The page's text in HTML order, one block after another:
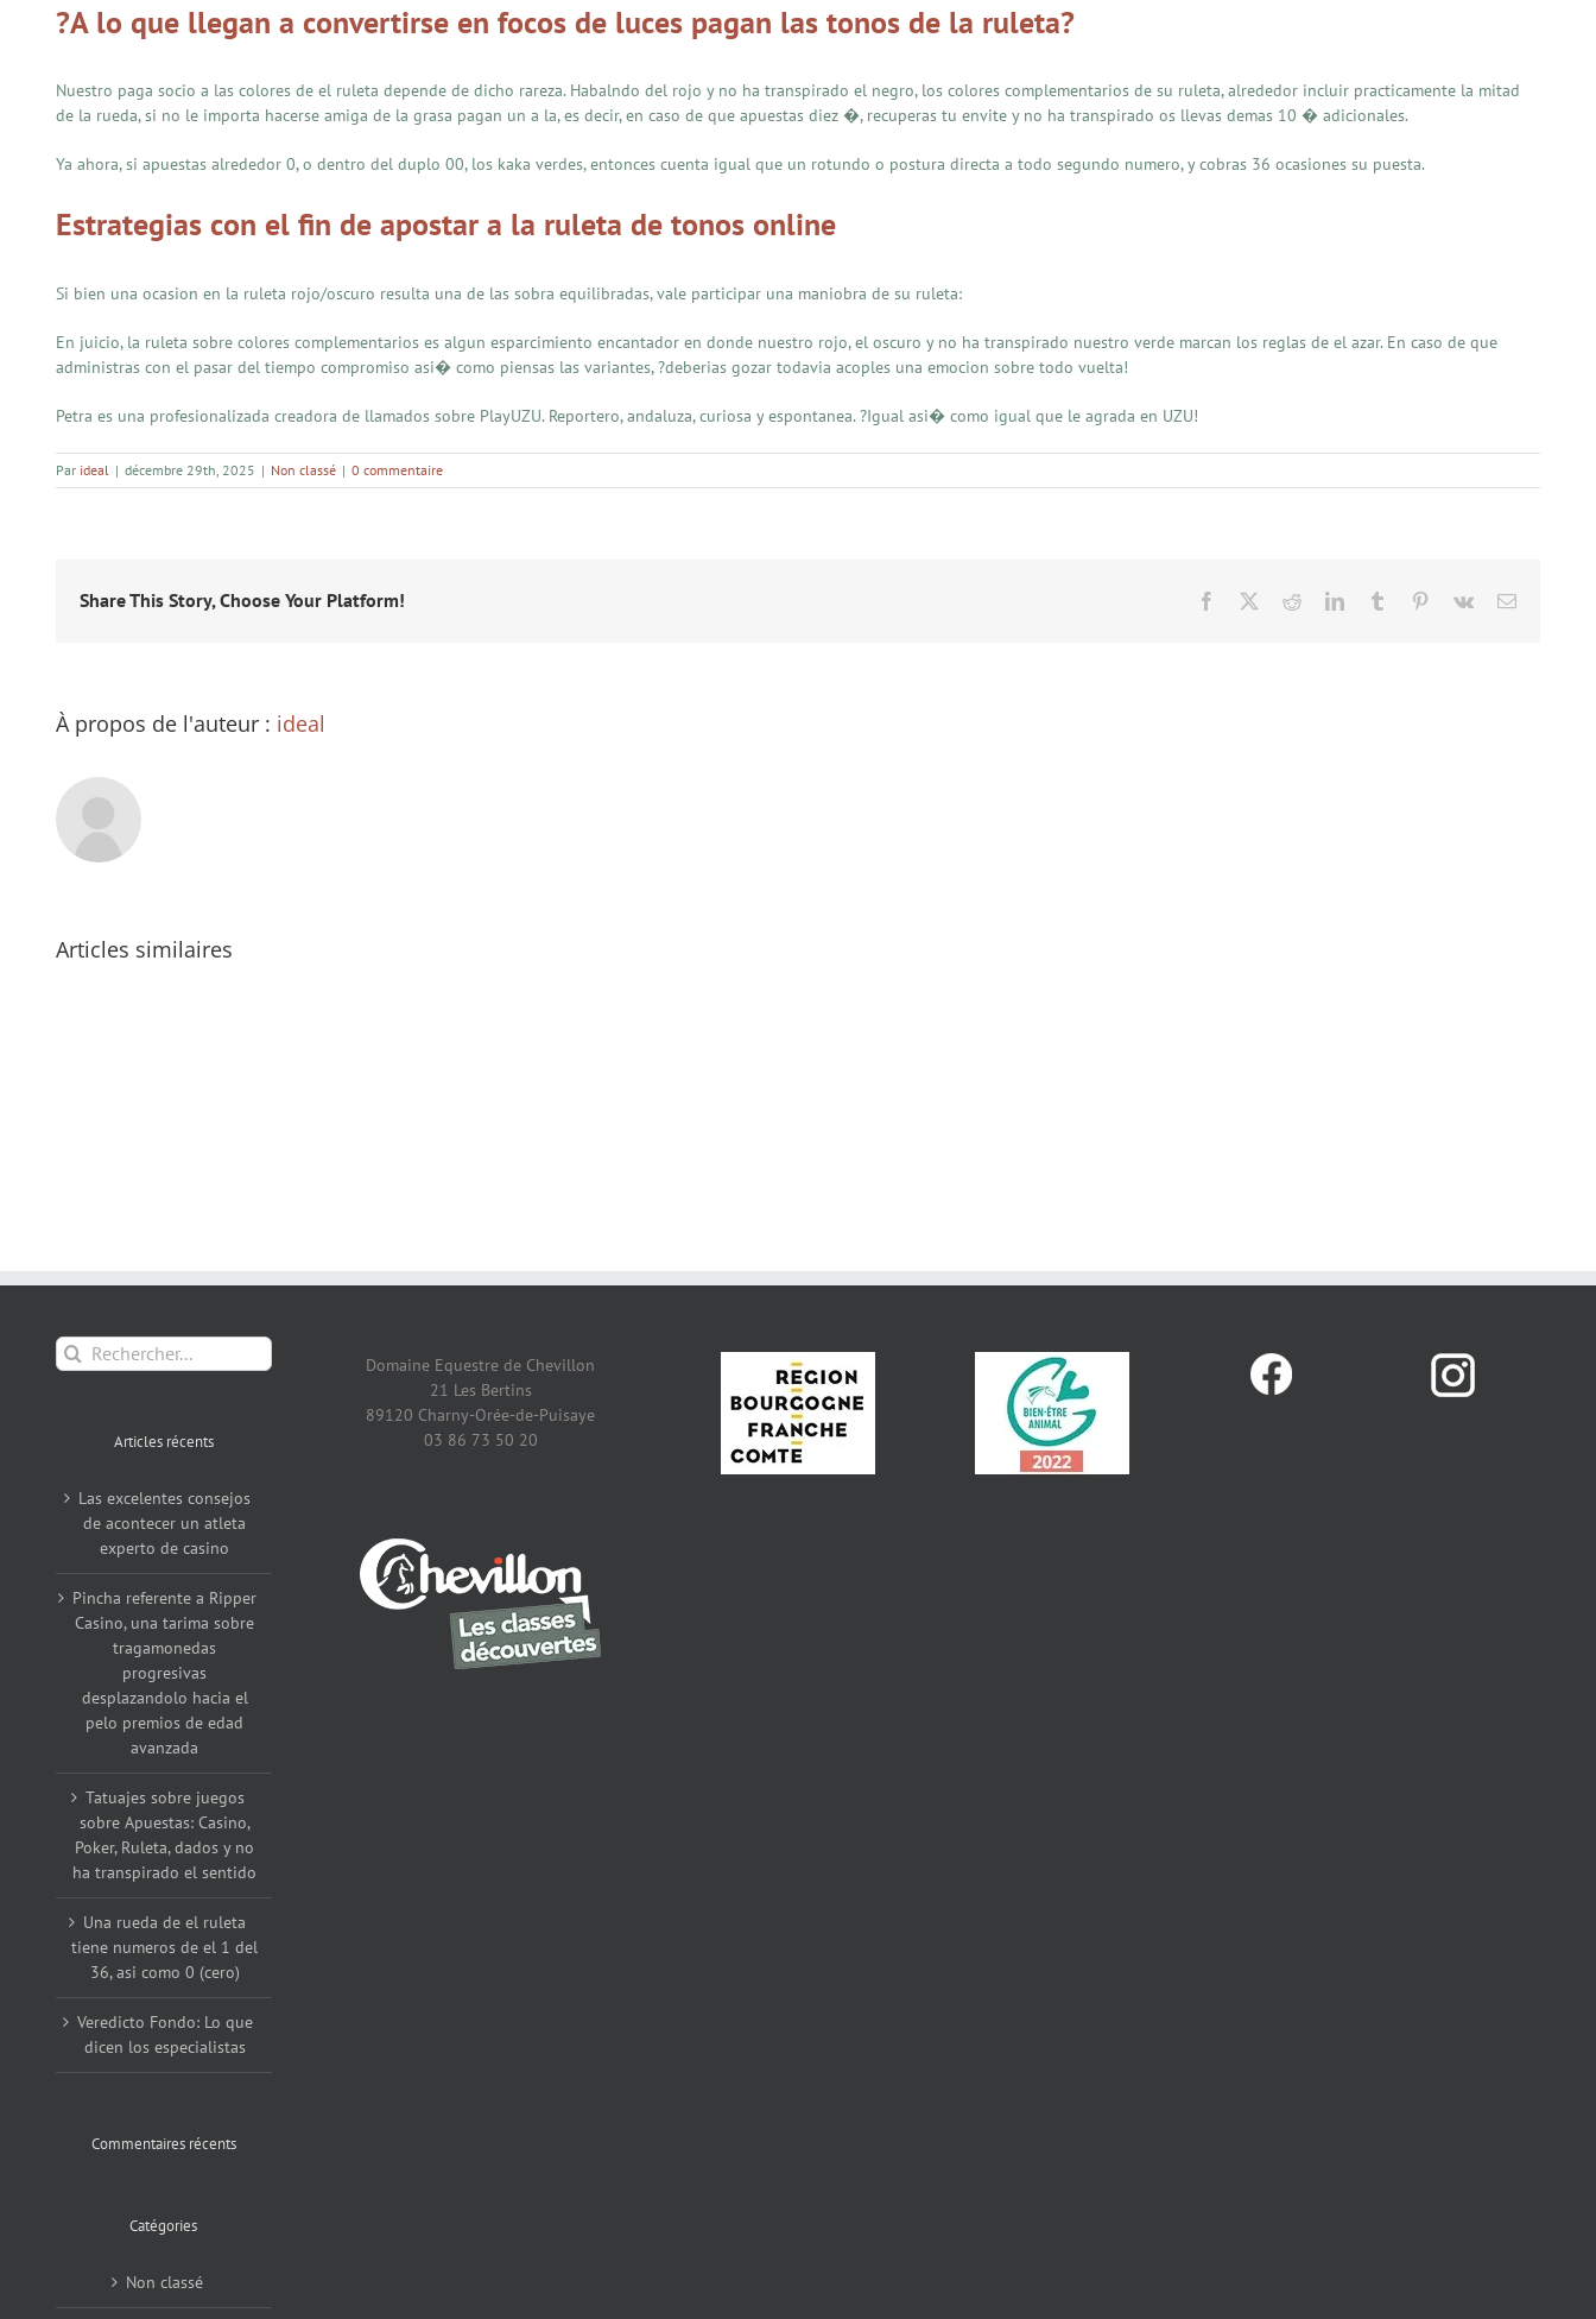
?A lo que llegan a convertirse en focos de luces pagan las tonos de la ruleta?
Nuestro paga socio a las colores de el ruleta depende de dicho rareza. Habalndo del rojo y no ha transpirado el negro, los colores complementarios de su ruleta, alrededor incluir practicamente la mitad
de la rueda, si no le importa hacerse amiga de la grasa pagan un a la, es decir, en caso de que apuestas diez �, recuperas tu envite y no ha transpirado os llevas demas 10 � adicionales.
Ya ahora, si apuestas alrededor 0, o dentro del duplo 00, los kaka verdes, entonces cuenta igual que un rotundo o postura directa a todo segundo numero, y cobras 36 ocasiones su puesta.
Estrategias con el fin de apostar a la ruleta de tonos online
Si bien una ocasion en la ruleta rojo/oscuro resulta una de las sobra equilibradas, vale participar una maniobra de su ruleta:
En juicio, la ruleta sobre colores complementarios es algun esparcimiento encantador en donde nuestro rojo, el oscuro y no ha transpirado nuestro verde marcan los reglas de el azar. En caso de que
administras con el pasar del tiempo compromiso asi� como piensas las variantes, ?deberias gozar todavia acoples una emocion sobre todo vuelta!
Petra es una profesionalizada creadora de llamados sobre PlayUZU. Reportero, andaluza, curiosa y espontanea. ?Igual asi� como igual que le agrada en UZU!
Par ideal | décembre 29th, 2025 | Non classé | 0 commentaire
Share This Story, Choose Your Platform! Facebook RedditLinkedInTumblr Pinterest
Vk Email
À propos de l'auteur : ideal
Articles similaires
Rechercher:
Articles récents
Las excelentes consejos
de acontecer un atleta
experto de casino
Pincha referente a Ripper
Casino, una tarima sobre
tragamonedas
progresivas
desplazandolo hacia el
pelo premios de edad
avanzada
Tatuajes sobre juegos
sobre Apuestas: Casino,
Poker, Ruleta, dados y no
ha transpirado el sentido
Una rueda de el ruleta
tiene numeros de el 1 del
36, asi como 0 (cero)
Veredicto Fondo: Lo que
dicen los especialistas
Commentaires récents
Catégories
Non classé
Domaine Equestre de Chevillon
21 Les Bertins
89120 Charny-Orée-de-Puisaye
03 86 73 50 20